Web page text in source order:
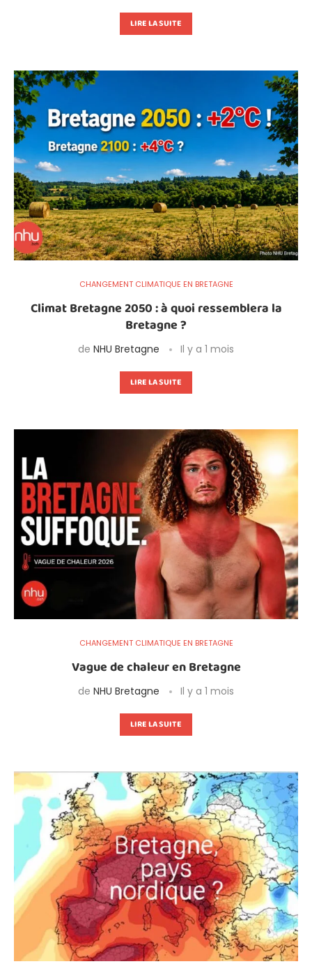
LIRE LA SUITE
CHANGEMENT CLIMATIQUE EN BRETAGNE
Climat Bretagne 2050 : à quoi ressemblera la
Bretagne ?
de NHU Bretagne Il y a 1 mois
LIRE LA SUITE
CHANGEMENT CLIMATIQUE EN BRETAGNE
Vague de chaleur en Bretagne
de NHU Bretagne Il y a 1 mois
LIRE LA SUITE